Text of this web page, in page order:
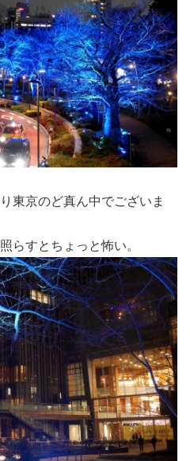
東京のど真ん中でございま
らすとちょっと怖い。